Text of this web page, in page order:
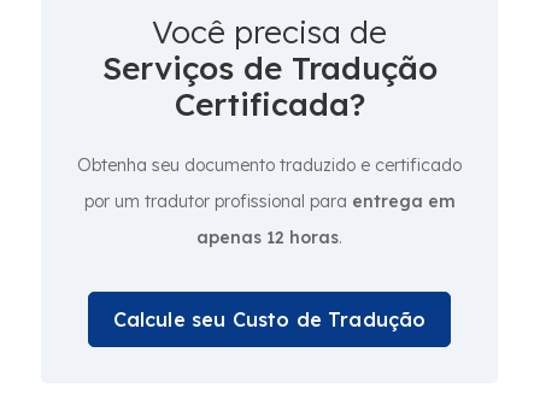
Você precisa de
Serviços de Tradução
Certificada?
Obtenha seu documento traduzido e certificado
por um tradutor profissional para entrega em
apenas 12 horas.
Calcule seu Custo de Tradução